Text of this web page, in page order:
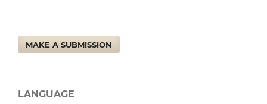
MAKE A SUBMISSION
LANGUAGE